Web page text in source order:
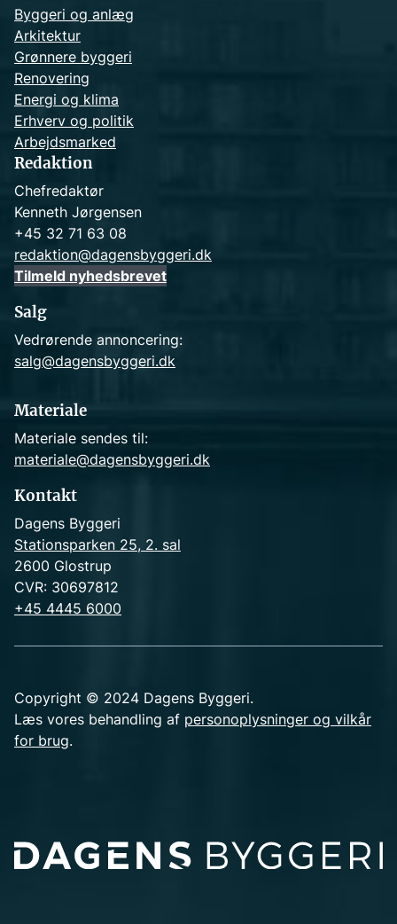
Byggeri og anlæg
Arkitektur
Grønnere byggeri
Renovering
Energi og klima
Erhverv og politik
Arbejdsmarked
Redaktion
Chefredaktør
Kenneth Jørgensen
+45 32 71 63 08
redaktion@dagensbyggeri.dk
Tilmeld nyhedsbrevet
Salg
Vedrørende annoncering:
salg@dagensbyggeri.dk
Materiale
Materiale sendes til:
materiale@dagensbyggeri.dk
Kontakt
Dagens Byggeri
Stationsparken 25, 2. sal
2600 Glostrup
CVR: 30697812
+45 4445 6000
Copyright © 2024 Dagens Byggeri.
Læs vores behandling af personoplysninger og vilkår
for brug.